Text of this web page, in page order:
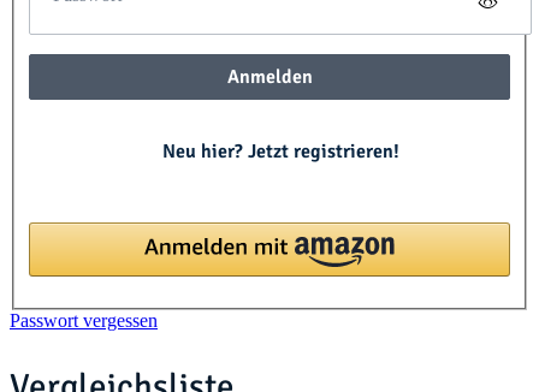
Anmelden
Neu hier? Jetzt registrieren!
Passwort vergessen